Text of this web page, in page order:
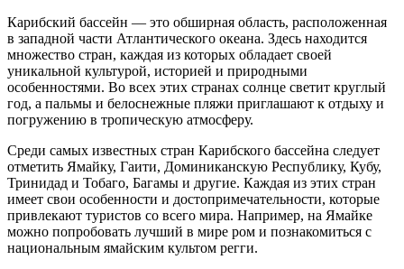
Карибский бассейн — это обширная область, расположенная
в западной части Атлантического океана. Здесь находится
множество стран, каждая из которых обладает своей
уникальной культурой, историей и природными
особенностями. Во всех этих странах солнце светит круглый
год, а пальмы и белоснежные пляжи приглашают к отдыху и
погружению в тропическую атмосферу.
Среди самых известных стран Карибского бассейна следует
отметить Ямайку, Гаити, Доминиканскую Республику, Кубу,
Тринидад и Тобаго, Багамы и другие. Каждая из этих стран
имеет свои особенности и достопримечательности, которые
привлекают туристов со всего мира. Например, на Ямайке
можно попробовать лучший в мире ром и познакомиться с
национальным ямайским культом регги.